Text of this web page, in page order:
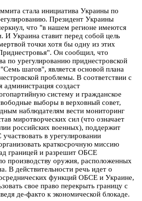
стала инициатива Украины по
Президент Украины
что "в нашем регионе имеются
И Украина ставит перед собой цель
точки хотя бы одну из этих
Он сообщил, что
по урегулированию приднестровской
шагов", является основой плана
проблемы. В соответствии с
администрация создаст
систему и гражданское
выборы в верховный совет,
наблюдателям вести мониторинг
миротворческих сил (что означает
российских военных), поддержит
в урегулировании
краткосрочную миссию
границей и разрешит ОБСЕ
производству оружия, расположенных
В действительности речь идет о
функций ОБСЕ и Украине,
свое право перекрыть границу с
де-факто к экономической блокаде.